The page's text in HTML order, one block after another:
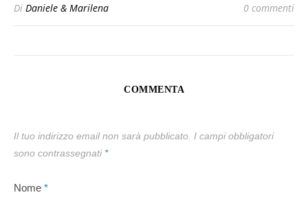
Di Daniele & Marilena 0 commenti
COMMENTA
Il tuo indirizzo email non sarà pubblicato. I campi obbligatori
sono contrassegnati *
Nome *